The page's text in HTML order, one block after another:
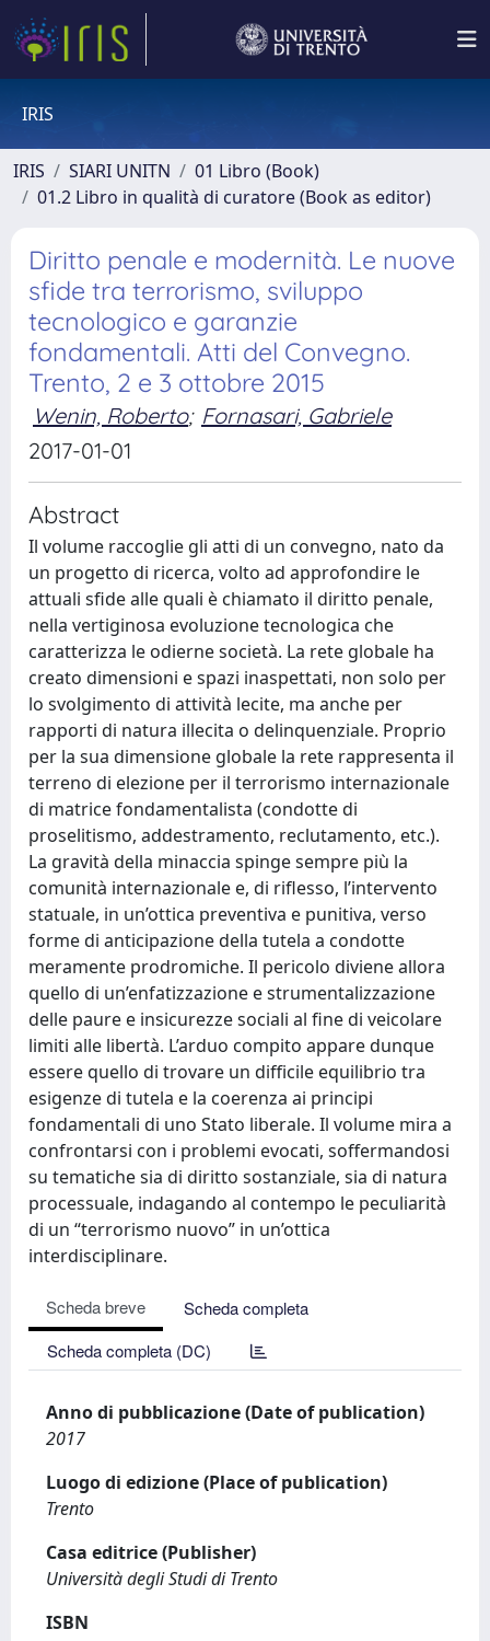
IRIS
IRIS SIARI UNITN
01 Libro (Book)
01.2 Libro in qualità di curatore (Book as editor)
Diritto penale e modernità. Le nuove
sfide tra terrorismo, sviluppo
tecnologico e garanzie
fondamentali. Atti del Convegno.
Trento, 2 e 3 ottobre 2015
Wenin, Roberto; Fornasari, Gabriele
2017-01-01
Abstract
Il volume raccoglie gli atti di un convegno, nato da
un progetto di ricerca, volto ad approfondire le
attuali sfide alle quali è chiamato il diritto penale,
nella vertiginosa evoluzione tecnologica che
caratterizza le odierne società. La rete globale ha
creato dimensioni e spazi inaspettati, non solo per
lo svolgimento di attività lecite, ma anche per
rapporti di natura illecita o delinquenziale. Proprio
per la sua dimensione globale la rete rappresenta il
terreno di elezione per il terrorismo internazionale
di matrice fondamentalista (condotte di
proselitismo, addestramento, reclutamento, etc.).
La gravità della minaccia spinge sempre più la
comunità internazionale e, di riflesso, l’intervento
statuale, in un’ottica preventiva e punitiva, verso
forme di anticipazione della tutela a condotte
meramente prodromiche. Il pericolo diviene allora
quello di un’enfatizzazione e strumentalizzazione
delle paure e insicurezze sociali al fine di veicolare
limiti alle libertà. L’arduo compito appare dunque
essere quello di trovare un difficile equilibrio tra
esigenze di tutela e la coerenza ai principi
fondamentali di uno Stato liberale. Il volume mira a
confrontarsi con i problemi evocati, soffermandosi
su tematiche sia di diritto sostanziale, sia di natura
processuale, indagando al contempo le peculiarità
di un “terrorismo nuovo” in un’ottica
interdisciplinare.
Scheda breve
Scheda completa
Scheda completa (DC)
Anno di pubblicazione (Date of publication)
2017
Luogo di edizione (Place of publication)
Trento
Casa editrice (Publisher)
Università degli Studi di Trento
ISBN